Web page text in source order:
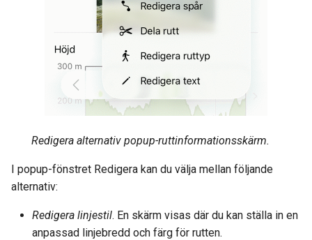
Redigera alternativ popup-ruttinformationsskärm.
I popup-fönstret Redigera kan du välja mellan följande
alternativ:
Redigera linjestil. En skärm visas där du kan ställa in en
anpassad linjebredd och färg för rutten.